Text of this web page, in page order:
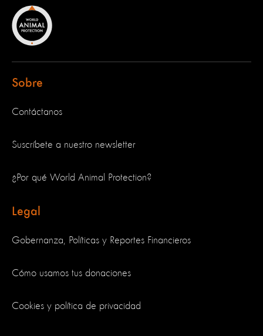
Sobre
Contáctanos
Suscríbete a nuestro newsletter
¿Por qué World Animal Protection?
Legal
Gobernanza, Políticas y Reportes Financieros
Cómo usamos tus donaciones
Cookies y política de privacidad